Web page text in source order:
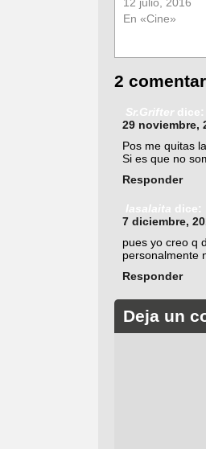
En «Cine»
2
Sr.Grifter dice:
29 noviembre,
Pos me quitas
Si es que no
Responder
lasalaita dice:
7 diciembre,
pues yo creo q
personalmente
Responder
Deja un